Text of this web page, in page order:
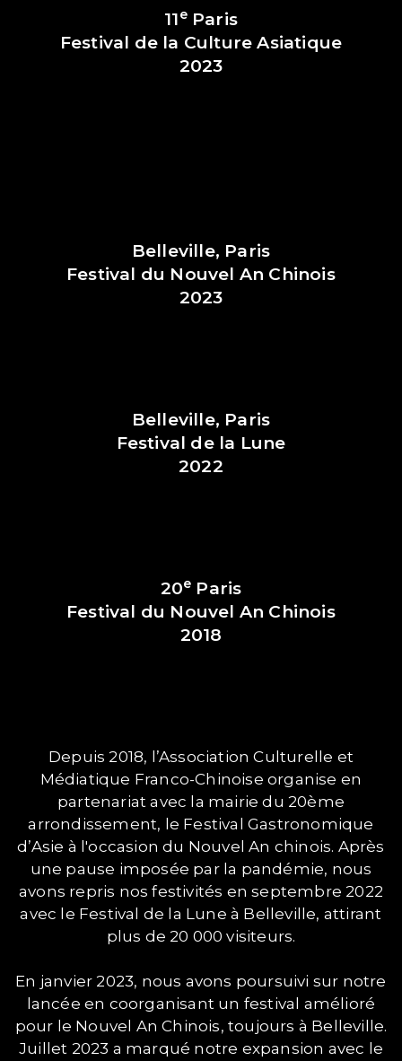
11eParis
Festival de la Culture Asiatique
2023
Belleville, Paris
Festival du Nouvel An Chinois
2023
Belleville, Paris
Festival de la Lune
2022
20e Paris
Festival du Nouvel An Chinois
2018
Depuis 2018, l’Association Culturelle et
Médiatique Franco-Chinoise organise en
partenariat avec la mairie du 20ème
arrondissement, le Festival Gastronomique
d’Asie à l'occasion du Nouvel An chinois. Après
une pause imposée par la pandémie, nous
avons repris nos festivités en septembre 2022
avec le Festival de la Lune à Belleville, attirant
plus de 20 000 visiteurs.
En janvier 2023, nous avons poursuivi sur notre
lancée en coorganisant un festival amélioré
pour le Nouvel An Chinois, toujours à Belleville.
Juillet 2023 a marqué notre expansion avec le